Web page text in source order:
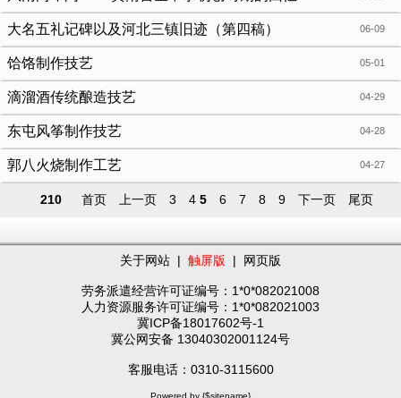
06-09
大名五礼记碑以及河北三镇旧迹（第四稿）
05-01
饸饹制作技艺
04-29
滴溜酒传统酿造技艺
04-28
东屯风筝制作技艺
04-27
郭八火烧制作工艺
210 首页 上一页 3 4 5 6 7 8 9 下一页 尾页
关于网站 | 触屏版 | 网页版
劳务派遣经营许可证编号：1*0*082021008
人力资源服务许可证编号：1*0*082021003
冀ICP备18017602号-1
冀公网安备 13040302001124号
客服电话：0310-3115600
Powered by {$sitename}